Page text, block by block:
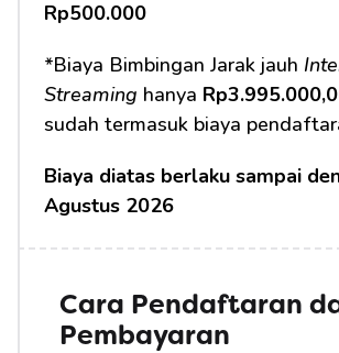
Rp500.000
*Biaya Bimbingan Jarak jauh
Streaming hanya
sudah termasuk biaya
Biaya diatas berlaku sampai
Agustus 2026
Cara Pendaftaran
Pembayaran